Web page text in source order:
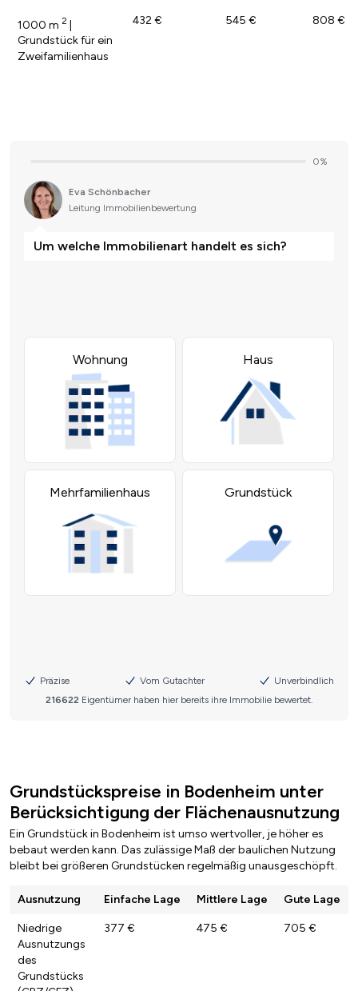
1000 m 2 |
Grundstück für ein
Zweifamilienhaus
432 € 545 € 808 €
Grundstückspreise in Bodenheim unter
Berücksichtigung der Flächenausnutzung
Ein Grundstück in Bodenheim ist umso wertvoller, je höher es
bebaut werden kann. Das zulässige Maß der baulichen Nutzung
bleibt bei größeren Grundstücken regelmäßig unausgeschöpft.
Ausnutzung Einfache Lage Mittlere Lage Gute Lage
Niedrige
Ausnutzungs
des
Grundstücks
377 € 475 € 705 €